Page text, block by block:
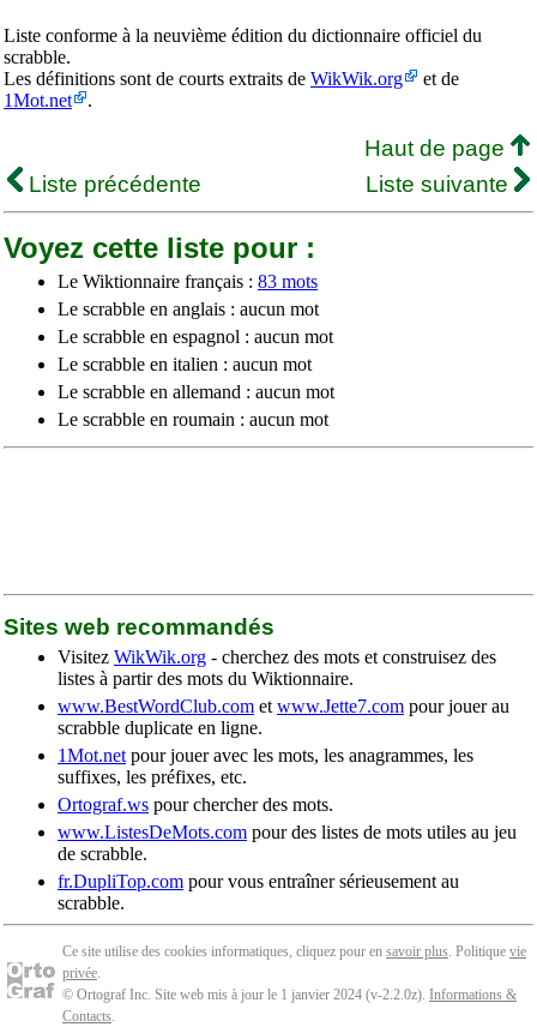
Liste conforme à la neuvième édition du dictionnaire officiel du
scrabble.
Les définitions sont de courts extraits de WikWik.org
et de
1Mot.net
.
Haut de page
Liste précédente
Liste suivante
Voyez cette liste pour :
Le Wiktionnaire français : 83 mots
Le scrabble en anglais : aucun mot
Le scrabble en espagnol : aucun mot
Le scrabble en italien : aucun mot
Le scrabble en allemand : aucun mot
Le scrabble en roumain : aucun mot
Sites web recommandés
Visitez WikWik.org - cherchez des mots et construisez des
listes à partir des mots du Wiktionnaire.
www.BestWordClub.com et www.Jette7.com pour jouer au
scrabble duplicate en ligne.
1Mot.net pour jouer avec les mots, les anagrammes, les
suffixes, les préfixes, etc.
Ortograf.ws pour chercher des mots.
www.ListesDeMots.com pour des listes de mots utiles au jeu
de scrabble.
fr.DupliTop.com pour vous entraîner sérieusement au
scrabble.
Ce site utilise des cookies informatiques, cliquez pour en savoir plus. Politique vie
privée.
© Ortograf Inc. Site web mis à jour le 1 janvier 2024 (v-2.2.0z). Informations &
Contacts.